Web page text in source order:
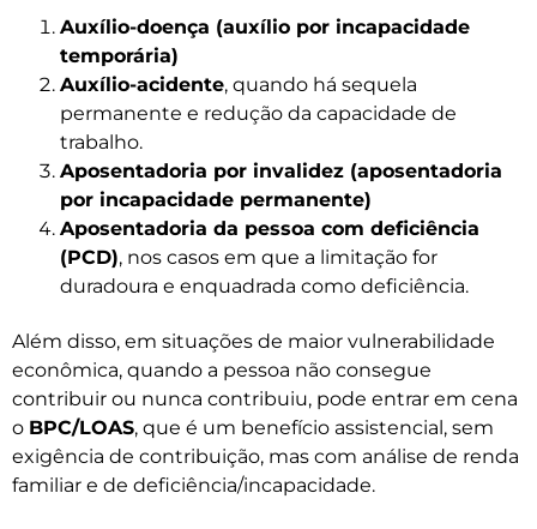
Auxílio-doença (auxílio por incapacidade
temporária)
Auxílio-acidente, quando há sequela
permanente e redução da capacidade de
trabalho.
Aposentadoria por invalidez (aposentadoria
por incapacidade permanente)
Aposentadoria da pessoa com deficiência
(PCD), nos casos em que a limitação for
duradoura e enquadrada como deficiência.
Além disso, em situações de maior vulnerabilidade
econômica, quando a pessoa não consegue
contribuir ou nunca contribuiu, pode entrar em cena
o BPC/LOAS, que é um benefício assistencial, sem
exigência de contribuição, mas com análise de renda
familiar e de deficiência/incapacidade.